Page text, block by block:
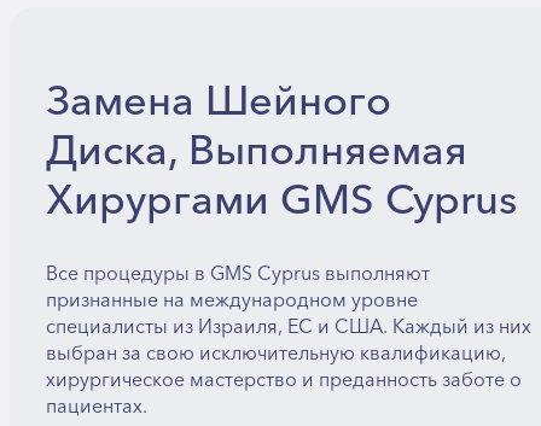
Замена Шейного
Диска, Выполняемая
Хирургами GMS Cyprus
Все процедуры в GMS Cyprus выполняют
признанные на международном уровне
специалисты из Израиля, ЕС и США. Каждый из них
выбран за свою исключительную квалификацию,
хирургическое мастерство и преданность заботе о
пациентах.